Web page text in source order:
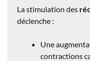
La stimulation des
déclenche :
Une
contractions